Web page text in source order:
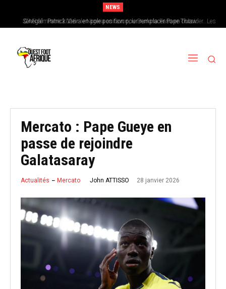
NEWS
Sénégal : Patrick Vieira en pole position pour remplacer Pape Thiaw
CAN féminine 2026 : le Nigeria en favori, le Burkina Faso en outsider…Les
chances de l’Afrique de l’Ouest
Mercato : Pape Gueye en
passe de rejoindre
Galatasaray
Actualités Mercato John ATTISSO 28 janvier 2026